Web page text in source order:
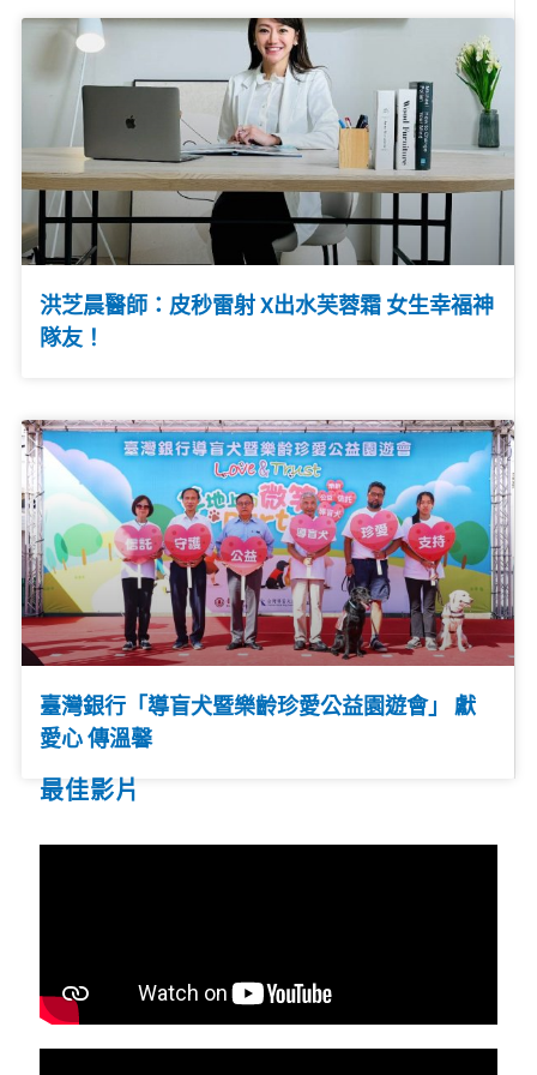
洪芝晨醫師：皮秒雷射 X出水芙蓉霜 女生幸福神
隊友！
臺灣銀行「導盲犬暨樂齡珍愛公益園遊會」 獻
愛心 傳溫馨
最佳影片